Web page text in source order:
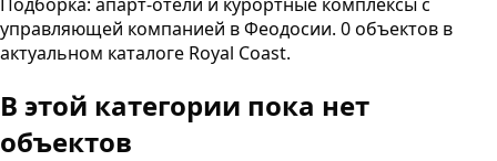
управляющей компанией вФеодосии. 0объектов в
актуальном каталоге Royal Coast.
В этой категории пока нет
объектов